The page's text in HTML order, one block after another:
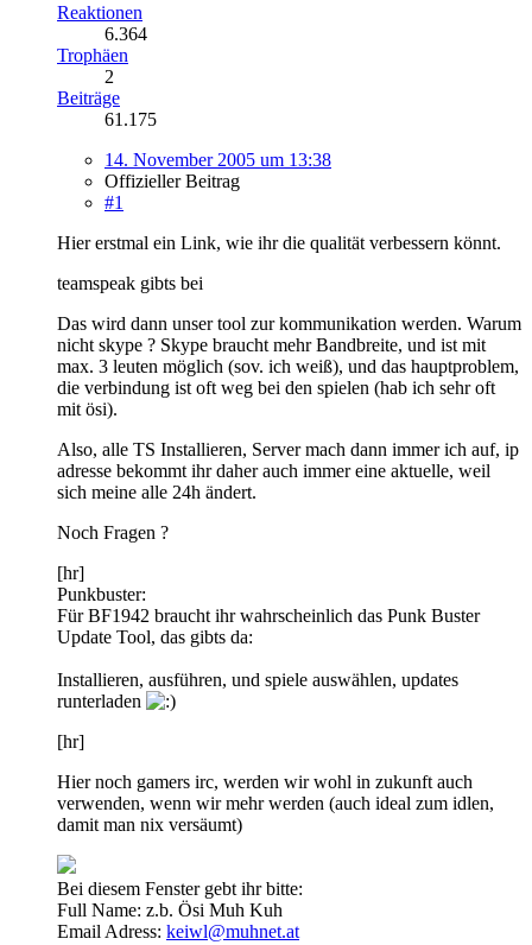
Reaktionen
6.364
Trophäen
2
Beiträge
61.175
14. November 2005 um 13:38
Offizieller Beitrag
#1
Hier erstmal ein Link, wie ihr die qualität verbessern könnt.
teamspeak gibts bei
Das wird dann unser tool zur kommunikation werden. Warum
nicht skype ? Skype braucht mehr Bandbreite, und ist mit
max. 3 leuten möglich (sov. ich weiß), und das hauptproblem,
die verbindung ist oft weg bei den spielen (hab ich sehr oft
mit ösi).
Also, alle TS Installieren, Server mach dann immer ich auf, ip
adresse bekommt ihr daher auch immer eine aktuelle, weil
sich meine alle 24h ändert.
Noch Fragen ?
[hr]
Punkbuster:
Für BF1942 braucht ihr wahrscheinlich das Punk Buster
Update Tool, das gibts da:
Installieren, ausführen, und spiele auswählen, updates
runterladen
[hr]
Hier noch gamers irc, werden wir wohl in zukunft auch
verwenden, wenn wir mehr werden (auch ideal zum idlen,
damit man nix versäumt)
Bei diesem Fenster gebt ihr bitte:
Full Name: z.b. Ösi Muh Kuh
Email Adress: keiwl@muhnet.at